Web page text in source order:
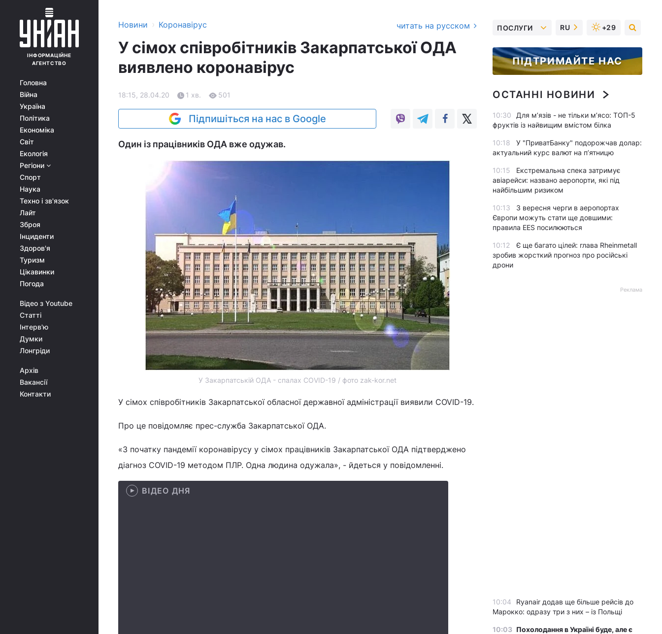
ІНФОРМАЦІЙНЕ
АГЕНТСТВО
Головна
Війна
Україна
Політика
Економіка
Світ
Екологія
Регіони
Спорт
Наука
Техно і зв'язок
Лайт
Зброя
Інциденти
Здоров'я
Туризм
Цікавинки
Погода
Відео з Youtube
Статті
Інтерв'ю
Думки
Лонгріди
Архів
Вакансії
Контакти
Новини › Коронавірус читать на русском
У сімох співробітників Закарпатської ОДА
виявлено коронавірус
18:15, 28.04.20 1 хв. 501
Підпишіться на нас в Google
Один із працівників ОДА вже одужав.
У Закарпатській ОДА - спалах COVID-19 / фото zak-kor.net
У сімох співробітників Закарпатської обласної державної адміністрації виявили COVID-19.
Про це повідомляє прес-служба Закарпатської ОДА.
«З початку пандемії коронавірусу у сімох працівників Закарпатської ОДА підтверджено
діагноз COVID-19 методом ПЛР. Одна людина одужала», - йдеться у повідомленні.
ВІДЕО ДНЯ
ПОСЛУГИ RU +29
ПІДТРИМАЙТЕ НАС
ОСТАННІ НОВИНИ
10:30
Для м’язів - не тільки м’ясо: ТОП-5
фруктів із найвищим вмістом білка
10:18
У "ПриватБанку" подорожчав долар:
актуальний курс валют на п’ятницю
10:15
Екстремальна спека затримує
авіарейси: названо аеропорти, які під
найбільшим ризиком
10:13
З вересня черги в аеропортах
Європи можуть стати ще довшими:
правила EES посилюються
10:12
Є ще багато цілей: глава Rheinmetall
зробив жорсткий прогноз про російські
дрони
Реклама
10:04
Ryanair додав ще більше рейсів до
Марокко: одразу три з них – із Польщі
10:03 Похолодання в Україні буде, але є